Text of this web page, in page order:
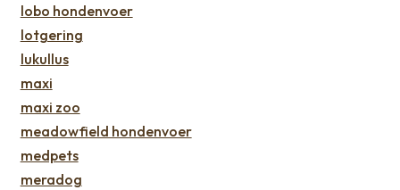
lobo hondenvoer
lotgering
lukullus
maxi
maxi zoo
meadowfield hondenvoer
medpets
meradog